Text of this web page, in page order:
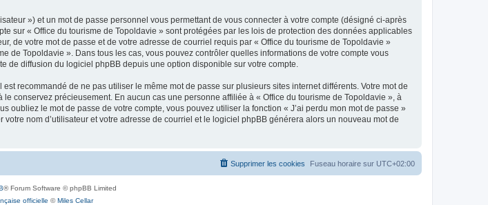
») et un mot de passe personnel vous permettant de vous connecter à votre compte (désigné ci-après
sur « Office du tourisme de Topoldavie » sont protégées par les lois de protection des données applicables
de votre mot de passe et de votre adresse de courriel requis par « Office du tourisme de Topoldavie »
de Topoldavie ». Dans tous les cas, vous pouvez contrôler quelles informations de votre compte vous
diffusion du logiciel phpBB depuis une option disponible sur votre compte.
recommandé de ne pas utiliser le même mot de passe sur plusieurs sites internet différents. Votre mot de
conservez précieusement. En aucun cas une personne affiliée à « Office du tourisme de Topoldavie », à
le mot de passe de votre compte, vous pouvez utiliser la fonction « J’ai perdu mon mot de passe »
nom d’utilisateur et votre adresse de courriel et le logiciel phpBB générera alors un nouveau mot de
Fuseau horaire sur UTC+02:00
Supprimer les cookies
® Forum Software © phpBB Limited
officielle ©Miles Cellar